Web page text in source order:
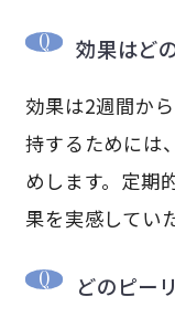
効果はど
効果は2週間か
持するためには
めします。定期
果を実感してい
どのピー